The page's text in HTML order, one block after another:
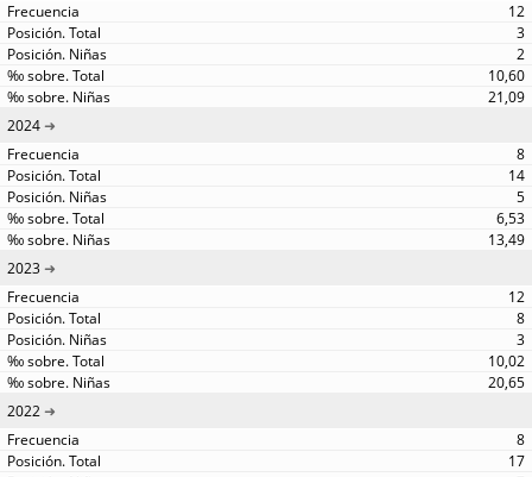
12
3
2
10,60
21,09
2024
8
14
5
6,53
13,49
2023
12
8
3
10,02
20,65
2022
8
17